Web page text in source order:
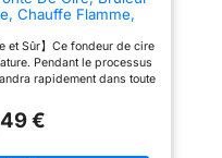
Chauffe Flamme,
Fille, Décor
à Coucher-Pas Cire
et Sûr】Ce fondeur de cire
Pendant le processus
rapidement dans toute
Cela économise de
lorsqu'il n'est pas
€